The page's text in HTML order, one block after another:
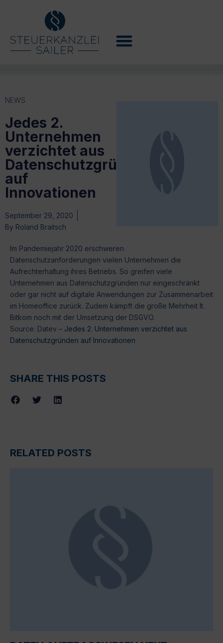
NEWS
Jedes 2.
Unternehmen
verzichtet aus
Datenschutzgründen
auf
Innovationen
September 29, 2020
By Roland Braitsch
Im Pandemiejahr 2020 erschweren
Datenschutzanforderungen vielen Unternehmen die
Aufrechterhaltung ihres Betriebs. So greifen viele
Unternehmen aus Datenschutzgründen nur eingeschränkt
oder gar nicht auf digitale Anwendungen zur Zusammenarbeit
im Homeoffice zurück. Zudem kämpft die große Mehrheit lt.
Bitkom noch mit der Umsetzung der DSGVO.
Source: Datev – Jedes 2. Unternehmen verzichtet aus
Datenschutzgründen auf Innovationen
SHARE THIS POSTS
RELATED POSTS